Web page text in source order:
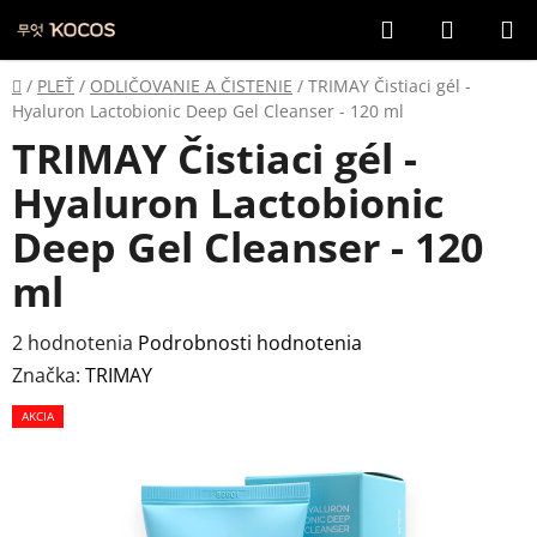
na
obsah
Hľadať
KOŠÍK
Domov
/ PLEŤ / ODLIČOVANIE A ČISTENIE / TRIMAY Čistiaci gél -
Hyaluron Lactobionic Deep Gel Cleanser - 120 ml
TRIMAY Čistiaci gél -
Hyaluron Lactobionic
Deep Gel Cleanser - 120
ml
Priemerné
hodnotenie
produktu
2 hodnotenia Podrobnosti hodnotenia
Značka: TRIMAY
AKCIA